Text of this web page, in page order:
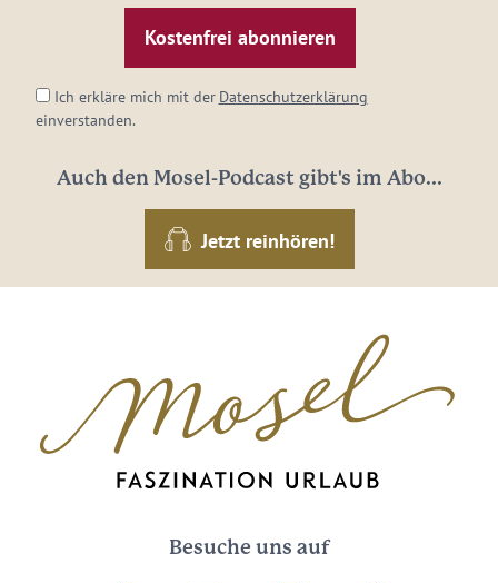
Mail-
Adresse:
Ich erkläre mich mit der Datenschutzerklärung
einverstanden.
Auch den Mosel-Podcast gibt's im Abo...
Jetzt reinhören!
Besuche uns auf